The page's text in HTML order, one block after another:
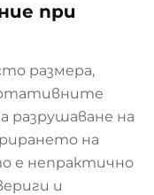
при
размера,
на
на
е непрактично
и